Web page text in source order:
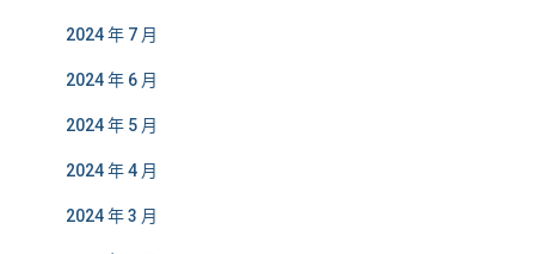
2024 年 7 月
2024 年 6 月
2024 年 5 月
2024 年 4 月
2024 年 3 月